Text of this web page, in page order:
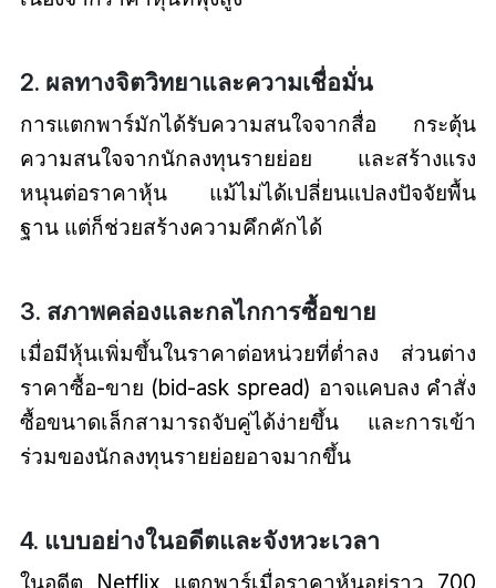
2. ผลทางจิตวิทยาและความเชื่อมั่น
การแตกพาร์มักได้รับความสนใจจากสื่อ กระตุ้น
ความสนใจจากนักลงทุนรายย่อย และสร้างแรง
หนุนต่อราคาหุ้น แม้ไม่ได้เปลี่ยนแปลงปัจจัยพื้น
ฐาน แต่ก็ช่วยสร้างความคึกคักได้
3. สภาพคล่องและกลไกการซื้อขาย
เมื่อมีหุ้นเพิ่มขึ้นในราคาต่อหน่วยที่ต่ำลง ส่วนต่าง
ราคาซื้อ-ขาย (bid-ask spread) อาจแคบลง คำสั่ง
ซื้อขนาดเล็กสามารถจับคู่ได้ง่ายขึ้น และการเข้า
ร่วมของนักลงทุนรายย่อยอาจมากขึ้น
4. แบบอย่างในอดีตและจังหวะเวลา
ในอดีต Netflix แตกพาร์เมื่อราคาหุ้นอยู่ราว 700